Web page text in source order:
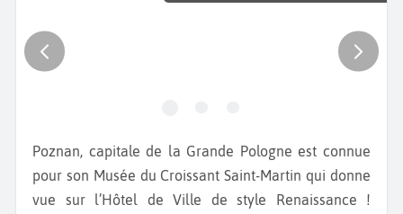
Poznan, capitale de la Grande Pologne est connue
pour son Musée du Croissant Saint-Martin qui donne
vue sur l’Hôtel de Ville de style Renaissance !